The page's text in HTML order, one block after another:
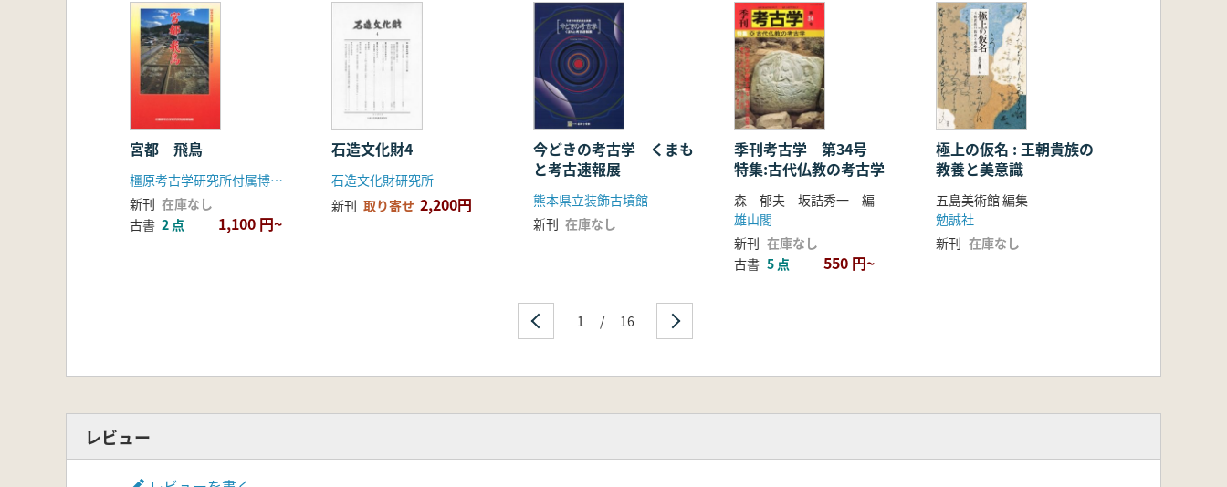
宮都 飛鳥
橿原考古学研究所付属博物館
新刊 在庫なし
古書 2 点 1,100 円~
石造文化財4
石造文化財研究所
新刊 取り寄せ 2,200円
今どきの考古学 くまも
と考古速報展
熊本県立装飾古墳館
新刊 在庫なし
季刊考古学 第34号
特集:古代仏教の考古学
森 郁夫 坂詰秀一 編
雄山閣
新刊 在庫なし
古書 5 点 550 円~
極上の仮名 : 王朝貴族の
教養と美意識
五島美術館 編集
勉誠社
新刊 在庫なし
1 / 16
レビュー